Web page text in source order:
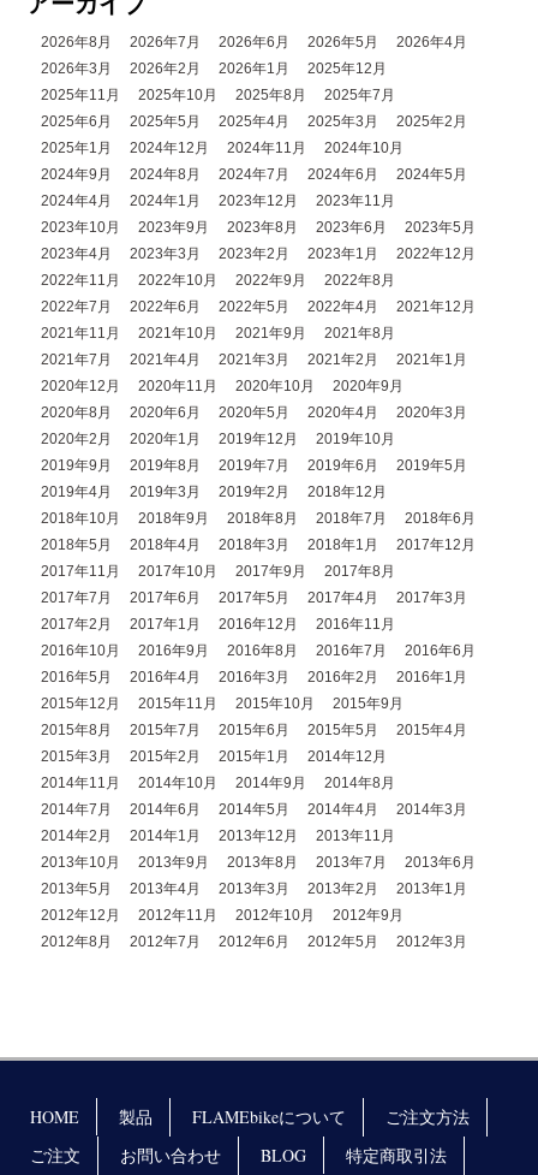
2026年8月 2026年7月 2026年6月 2026年5月
2026年4月
2026年3月
2026年2月 2026年1月
2025年12月
2025年11月
2025年10月 2025年8月
2025年7月
2025年6月
2025年5月 2025年4月 2025年3月
2025年2月
2025年1月
2024年12月 2024年11月
2024年10月
2024年9月
2024年8月 2024年7月 2024年6月
2024年5月
2024年4月
2024年1月 2023年12月
2023年11月
2023年10月
2023年9月 2023年8月 2023年6月
2023年5月
2023年4月
2023年3月 2023年2月 2023年1月
2022年12月
2022年11月
2022年10月 2022年9月
2022年8月
2022年7月
2022年6月 2022年5月 2022年4月
2021年12月
2021年11月
2021年10月 2021年9月
2021年8月
2021年7月
2021年4月 2021年3月 2021年2月
2021年1月
2020年12月
2020年11月 2020年10月
2020年9月
2020年8月
2020年6月 2020年5月 2020年4月
2020年3月
2020年2月
2020年1月 2019年12月
2019年10月
2019年9月
2019年8月 2019年7月 2019年6月
2019年5月
2019年4月
2019年3月 2019年2月
2018年12月
2018年10月
2018年9月 2018年8月 2018年7月
2018年6月
2018年5月
2018年4月 2018年3月 2018年1月
2017年12月
2017年11月
2017年10月 2017年9月
2017年8月
2017年7月
2017年6月 2017年5月 2017年4月
2017年3月
2017年2月
2017年1月 2016年12月
2016年11月
2016年10月
2016年9月 2016年8月 2016年7月
2016年6月
2016年5月
2016年4月 2016年3月 2016年2月
2016年1月
2015年12月
2015年11月 2015年10月
2015年9月
2015年8月
2015年7月 2015年6月 2015年5月
2015年4月
2015年3月
2015年2月 2015年1月
2014年12月
2014年11月
2014年10月 2014年9月
2014年8月
2014年7月
2014年6月 2014年5月 2014年4月
2014年3月
2014年2月
2014年1月 2013年12月
2013年11月
2013年10月
2013年9月 2013年8月 2013年7月
2013年6月
2013年5月
2013年4月 2013年3月 2013年2月
2013年1月
2012年12月
2012年11月 2012年10月
2012年9月
2012年8月
2012年7月 2012年6月 2012年5月 2012年3月
HOME 製品 FLAMEbikeについて
ご注文方法
ご注文
お問い合わせ BLOG 特定商取引法